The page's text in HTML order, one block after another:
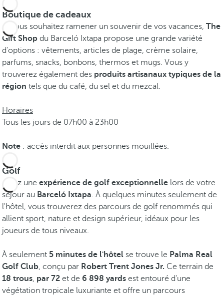
Boutique de cadeaux
Si vous souhaitez ramener un souvenir de vos vacances, The
Gift Shop du Barceló Ixtapa propose une grande variété
d'options : vêtements, articles de plage, crème solaire,
parfums, snacks, bonbons, thermos et mugs. Vous y
trouverez également des produits artisanaux typiques de la
région tels que du café, du sel et du mezcal.
Horaires
Tous les jours de 07h00 à 23h00
Note : accès interdit aux personnes mouillées.
Golf
Vivez une expérience de golf exceptionnelle lors de votre
séjour au Barceló Ixtapa . À quelques minutes seulement de
l'hôtel, vous trouverez des parcours de golf renommés qui
allient sport, nature et design supérieur, idéaux pour les
joueurs de tous niveaux.
À seulement 5 minutes de l'hôtel se trouve le Palma Real
Golf Club , conçu par Robert Trent Jones Jr. Ce terrain de
18 trous par 72 et de 6 898 yards est entouré d'une
végétation tropicale luxuriante et offre un parcours